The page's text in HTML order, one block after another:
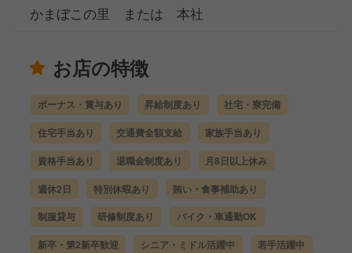
かまぼこの里 または 本社
お店の特徴
ボーナス・賞与あり 昇給制度あり 社宅・寮完備
住宅手当あり 交通費全額支給 家族手当あり
資格手当あり 退職金制度あり 月8日以上休み
週休2日 特別休暇あり 賄い・食事補助あり
制服貸与 研修制度あり バイク・車通勤OK
新卒・第2新卒歓迎 シニア・ミドル活躍中 若手活躍中